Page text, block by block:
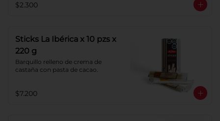
Cacao: 62%
$2.300
Sticks La Ibérica x 10 pzs x
220 g
Barquillo relleno de crema de
castaña con pasta de cacao.
$7.200